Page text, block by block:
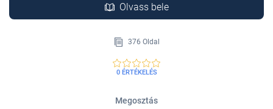
Olvass bele
376 Oldal
0 ÉRTÉKELÉS
Megosztás